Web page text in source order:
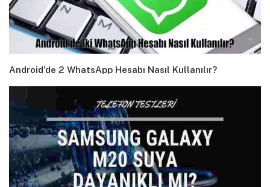
Android’de 2 WhatsApp Hesabı Nasıl Kullanılır?